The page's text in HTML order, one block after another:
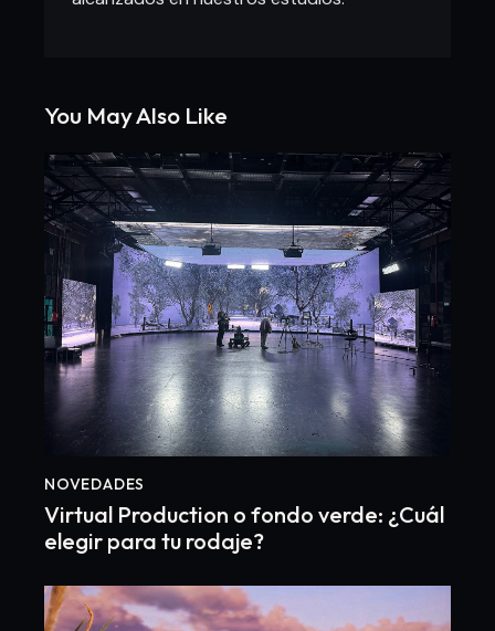
You May Also Like
NOVEDADES
Virtual Production o fondo verde: ¿Cuál
elegir para tu rodaje?